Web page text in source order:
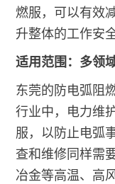
燃服，可以有效
升整体的工作安
适用范围：多领
东莞的防电弧阻
行业中，电力维
服，以防止电弧
查和维修同样需
冶金等高温、高